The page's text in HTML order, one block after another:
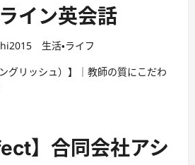
イン英会話
生活・ライフ
グリッシュ）】｜教師の質にこだわ
】合同会社アシ